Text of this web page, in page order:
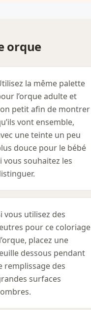
orque
la même palette
l’orque adulte et
petit afin de montrer
vont ensemble,
une teinte un peu
douce pour le bébé
vous souhaitez les
vous utilisez des
pour ce coloriage
placez une
dessous pendant
remplissage des
surfaces